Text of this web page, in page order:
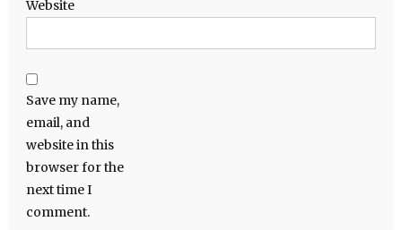
Website
Save my name,
email, and
website in this
browser for the
next time I
comment.